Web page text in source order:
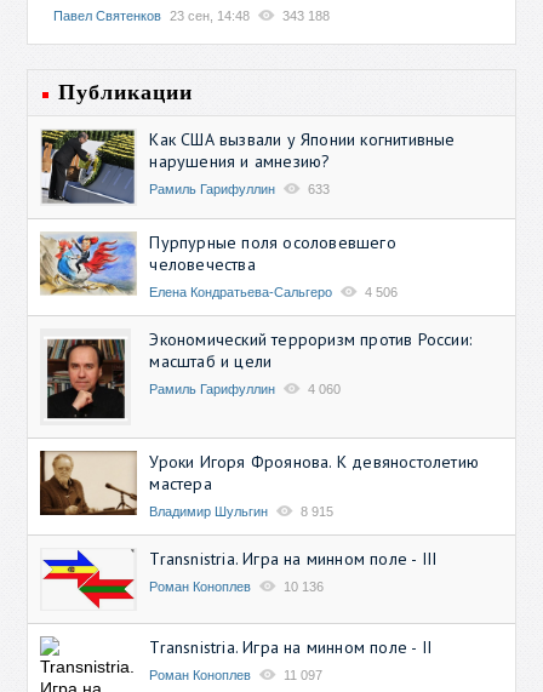
Павел Святенков 23 сен, 14:48 343 188
Публикации
Как США вызвали у Японии когнитивные
нарушения и амнезию?
Рамиль Гарифуллин 633
Пурпурные поля осоловевшего
человечества
Елена Кондратьева-Сальгеро 4 506
Экономический терроризм против России:
масштаб и цели
Рамиль Гарифуллин 4 060
Уроки Игоря Фроянова. К девяностолетию
мастера
Владимир Шульгин 8 915
Transnistria. Игра на минном поле - III
Роман Коноплев 10 136
Transnistria. Игра на минном поле - II
Роман Коноплев 11 097